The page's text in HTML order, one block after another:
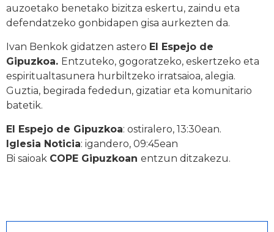
auzoetako benetako bizitza eskertu, zaindu eta
defendatzeko gonbidapen gisa aurkezten da.
Ivan Benkok gidatzen astero El Espejo de
Gipuzkoa. Entzuteko, gogoratzeko, eskertzeko eta
espiritualtasunera hurbiltzeko irratsaioa, alegia.
Guztia, begirada fededun, gizatiar eta komunitario
batetik.
El Espejo de Gipuzkoa: ostiralero, 13:30ean.
Iglesia Noticia: igandero, 09:45ean
Bi saioak COPE Gipuzkoan entzun ditzakezu.